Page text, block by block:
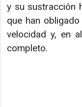
y su sustracción
que han
velocidad y, en
completo.